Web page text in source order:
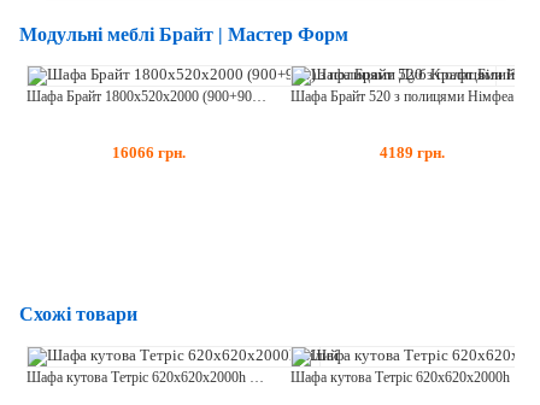
Модульні меблі Брайт | Мастер Форм
16066 грн. 4189 грн.
Схожі товари